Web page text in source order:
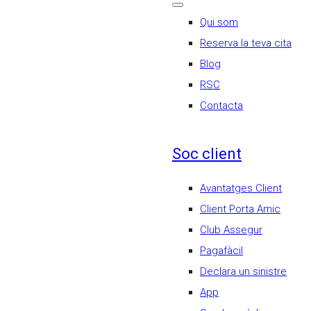
Qui som
Reserva la teva cita
Blog
RSC
Contacta
Soc client
Avantatges Client
Client Porta Amic
Club Assegur
Pagafàcil
Declara un sinistre
App